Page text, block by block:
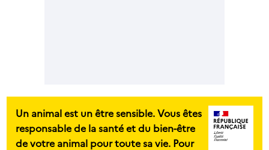
Un animal est un être sensible. Vous êtes
responsable de la santé et du bien-être
de votre animal pour toute sa vie. Pour